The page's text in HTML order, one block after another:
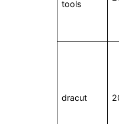
tools
dracut